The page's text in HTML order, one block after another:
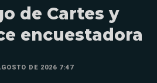
de Cartes y
encuestadora
DE 2026 7:47